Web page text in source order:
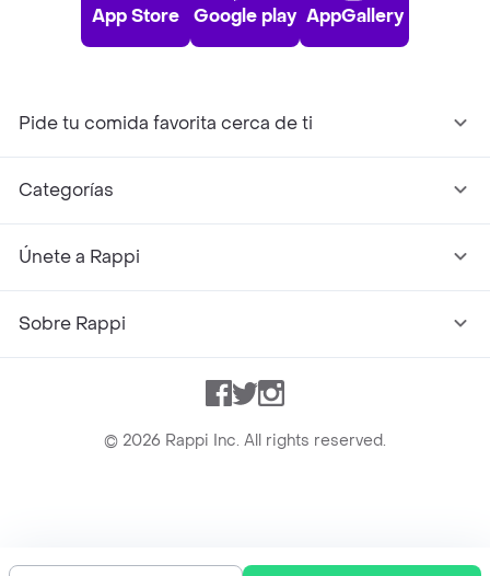
App Store Google play AppGallery
Pide tu comida favorita cerca de ti
Categorías
Únete a Rappi
Sobre Rappi
Facebook
TwitterInstagram
© 2026 Rappi Inc. All rights reserved.